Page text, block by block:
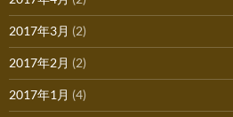
2017年3月 (2)
2017年2月 (2)
2017年1月 (4)